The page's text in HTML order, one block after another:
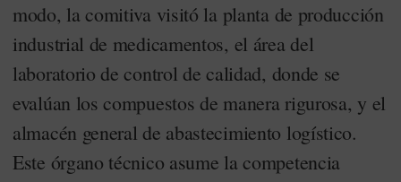
modo, la comitiva visitó la planta de producción
industrial de medicamentos, el área del
laboratorio de control de calidad, donde se
evalúan los compuestos de manera rigurosa, y el
almacén general de abastecimiento logístico.
Este órgano técnico asume la competencia